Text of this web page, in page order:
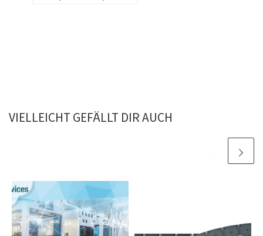
VIELLEICHT GEFÄLLT DIR AUCH